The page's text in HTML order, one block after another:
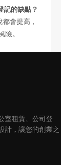
記的缺點？
會提高，
。
室租賃、公司登
計，讓您的創業之